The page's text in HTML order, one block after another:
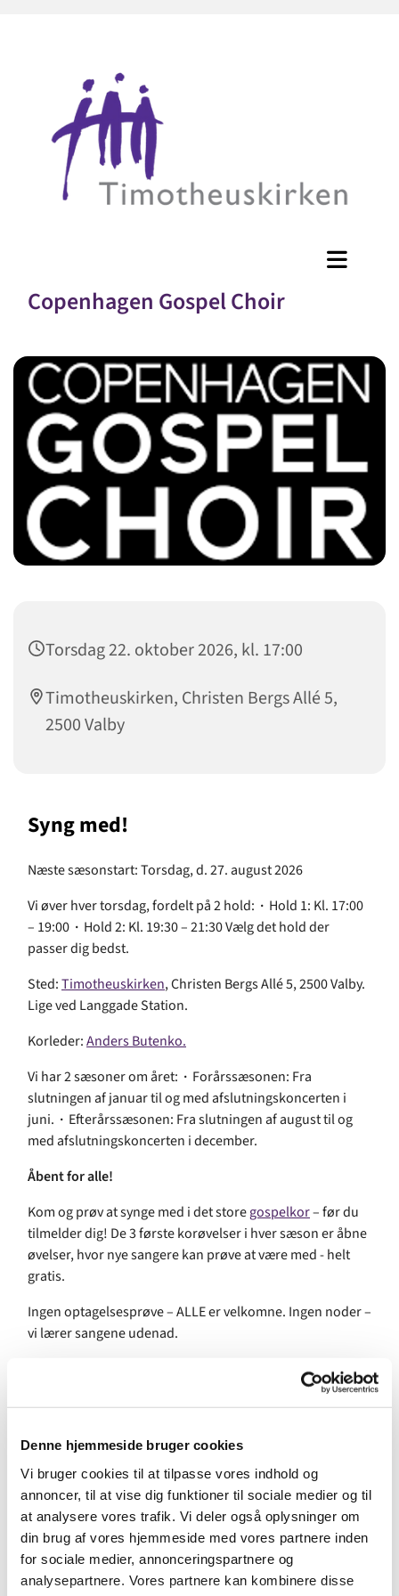
Denne hjemmeside bruger cookies
Vi bruger cookies til at tilpasse vores indhold og
annoncer, til at vise dig funktioner til sociale medier og til
at analysere vores trafik. Vi deler også oplysninger om
din brug af vores hjemmeside med vores partnere inden
for sociale medier, annonceringspartnere og
analysepartnere. Vores partnere kan kombinere disse
Copenhagen Gospel Choir
Torsdag 22. oktober 2026, kl. 17:00
Timotheuskirken, Christen Bergs Allé 5,
2500 Valby
Syng med!
Næste sæsonstart: Torsdag, d. 27. august 2026
Vi øver hver torsdag, fordelt på 2 hold: · Hold 1: Kl. 17:00
– 19:00 · Hold 2: Kl. 19:30 – 21:30 Vælg det hold der
passer dig bedst.
Sted:Timotheuskirken, Christen Bergs Allé 5, 2500 Valby.
Lige ved Langgade Station.
Korleder:Anders Butenko.
Vi har 2 sæsoner om året: · Forårssæsonen: Fra
slutningen af januar til og med afslutningskoncerten i
juni. · Efterårssæsonen: Fra slutningen af august til og
med afslutningskoncerten i december.
Åbent for alle!
Kom og prøv at synge med i det storegospelkor– før du
tilmelder dig! De 3 første korøvelser i hver sæson er åbne
øvelser, hvor nye sangere kan prøve at være med - helt
gratis.
Ingen optagelsesprøve – ALLE er velkomne. Ingen noder –
vi lærer sangene udenad.
For mange er den ugentlige korøvelse ugens højdepunkt.
band, som plejer at være besøgt af flere hundrede
publikummer.
For at være med skal du være mindst 15 år. Vær commitet
til at komme til tiden til hver øvelse.
Facebook